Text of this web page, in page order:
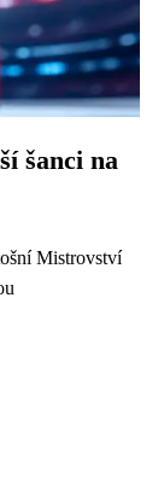
šanci na
Mistrovství